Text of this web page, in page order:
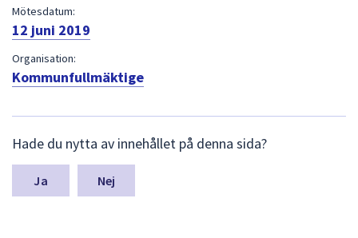
Mötesdatum:
12 juni 2019
Organisation:
Kommunfullmäktige
ä
m
a
Hade du nytta av innehållet på denna sida?
Nej